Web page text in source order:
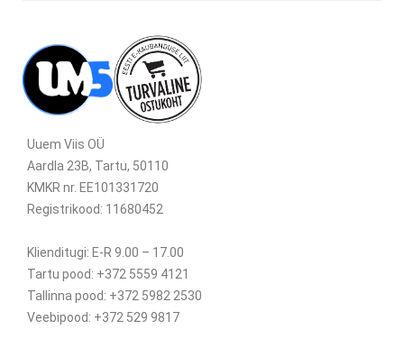
Uuem Viis OÜ
Aardla 23B, Tartu, 50110
KMKR nr. EE101331720
Registrikood: 11680452
Klienditugi: E-R 9.00 – 17.00
Tartu pood: +372 5559 4121
Tallinna pood: +372 5982 2530
Veebipood: +372 529 9817